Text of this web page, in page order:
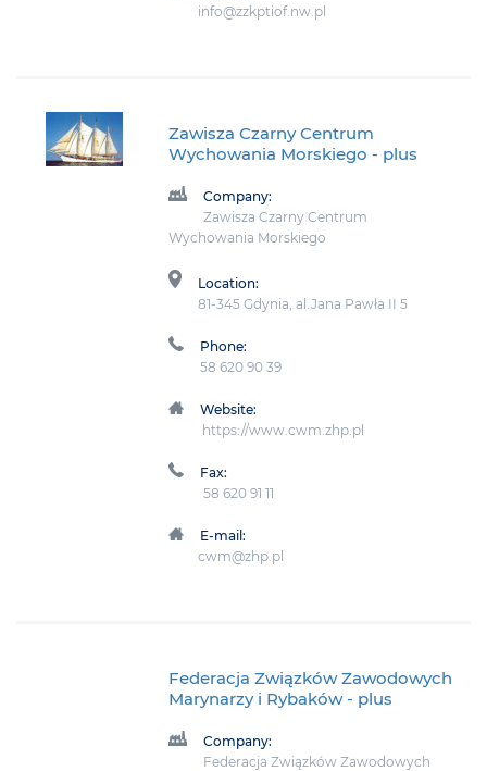
info@zzkptiof.nw.pl
Zawisza Czarny Centrum
Wychowania Morskiego - plus
Company:
Zawisza Czarny Centrum
Wychowania Morskiego
Location:
81-345 Gdynia, al.Jana Pawła II 5
Phone:
58 620 90 39
Website:
https://www.cwm.zhp.pl
Fax:
58 620 91 11
E-mail:
cwm@zhp.pl
Federacja Związków Zawodowych
Marynarzy i Rybaków- plus
Company:
Federacja Związków Zawodowych